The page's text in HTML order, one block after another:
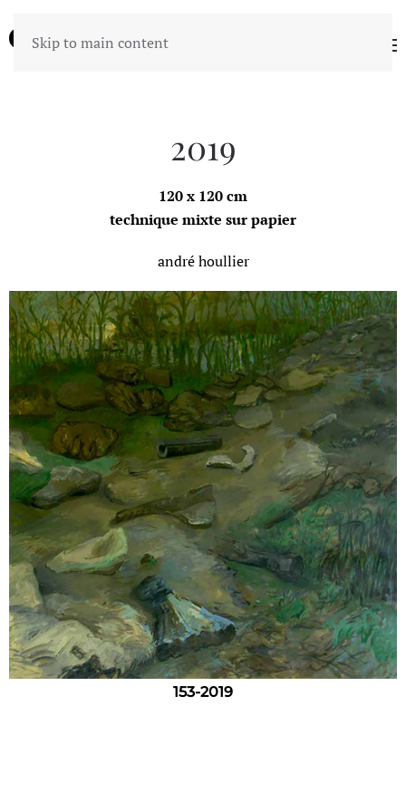
Skip to main content
2019
120 x 120 cm
technique mixte sur papier
andré houllier
153-2019